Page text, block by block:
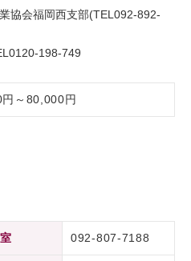
協会福岡西支部(TEL092-892-
198-749
～80,000円
092-807-7188